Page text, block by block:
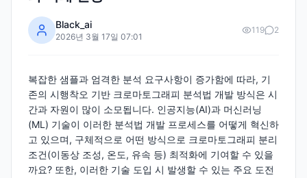
Black_ai
2026년 3월 17일 07:01
119 2
복잡한 샘플과 엄격한 분석 요구사항이 증가함에 따라, 기
존의 시행착오 기반 크로마토그래피 분석법 개발 방식은 시
간과 자원이 많이 소모됩니다. 인공지능(AI)과 머신러닝
(ML) 기술이 이러한 분석법 개발 프로세스를 어떻게 혁신하
고 있으며, 구체적으로 어떤 방식으로 크로마토그래피 분리
조건(이동상 조성, 온도, 유속 등) 최적화에 기여할 수 있을
까요? 또한, 이러한 기술 도입 시 발생할 수 있는 주요 도전